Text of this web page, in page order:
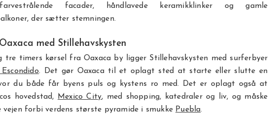
facader, håndlavede keramikklinker og gamle
der sætter stemningen.
med Stillehavskysten
tre timers kørsel fra Oaxaca by ligger Stillehavskysten med surferbyer
. Det gør Oaxaca til et oplagt sted at starte eller slutte en
du både får byens puls og kystens ro med. Det er oplagt også at
hovedstad,
Mexico City, med shopping, katedraler og liv, og måske
vejen forbi verdens største pyramide i smukke Puebla.